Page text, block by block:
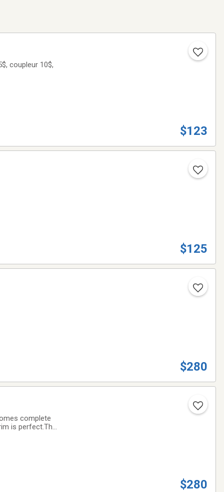
coupleur 10$,
$123
$125
$280
complete
is perfect.The
$280